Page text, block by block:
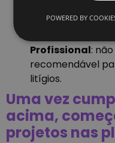
modelos, mas
Profissional:
recomendável
litígios.
Uma vez
acima,
projetos nas
POWERED BY